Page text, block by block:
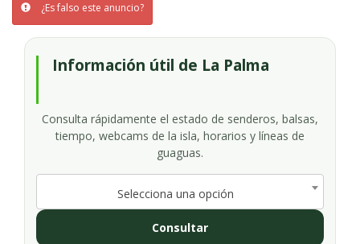
¿Es falso este anuncio?
Información útil de La Palma
Consulta rápidamente el estado de senderos, balsas,
tiempo, webcams de la isla, horarios y líneas de
guaguas.
Selecciona una opción
Consultar